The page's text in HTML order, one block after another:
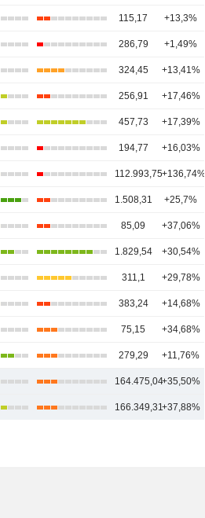
115,17 +13,3%
286,79 +1,49%
324,45 +13,41%
256,91 +17,46%
457,73 +17,39%
194,77 +16,03%
112.993,75+136,74%
1.508,31 +25,7%
85,09 +37,06%
1.829,54 +30,54%
311,1 +29,78%
383,24 +14,68%
75,15 +34,68%
279,29 +11,76%
164.475,04+35,50%
166.349,31+37,88%